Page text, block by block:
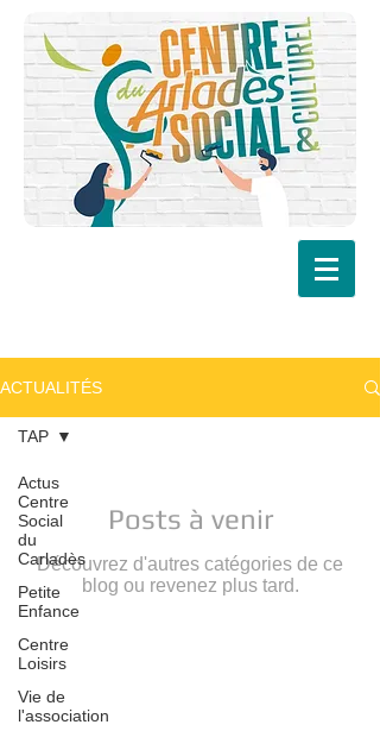
ACTUALITÉS
Actus
Centre
Social
du
Carladès
Petite
Enfance
Centre
Loisirs
Vie de
l'association
TAP
Posts à venir
Découvrez d'autres catégories de ce
blog ou revenez plus tard.